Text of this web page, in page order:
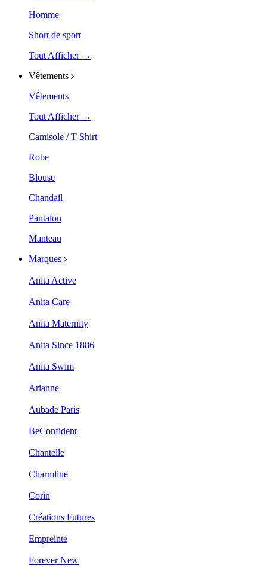
Homme
Short de sport
Tout Afficher →
Vêtements
Vêtements
Tout Afficher →
Camisole / T-Shirt
Robe
Blouse
Chandail
Pantalon
Manteau
Marques
Anita Active
Anita Care
Anita Maternity
Anita Since 1886
Anita Swim
Arianne
Aubade Paris
BeConfident
Chantelle
Charmline
Corin
Créations Futures
Empreinte
Forever New